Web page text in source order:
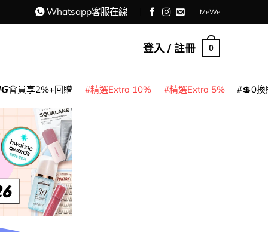
Whatsapp客服在線 MeWe
登入 / 註冊 0
員享2%+回贈 精選Extra 10% 精選Extra 5% 💲0換